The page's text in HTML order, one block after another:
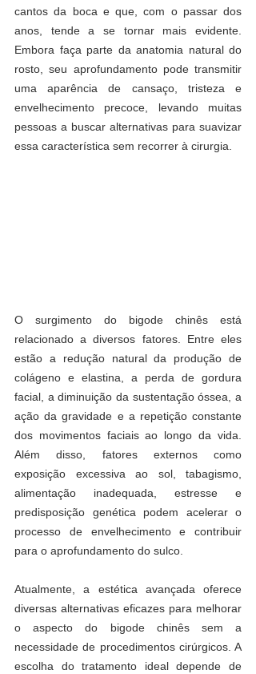
cantos da boca e que, com o passar dos
anos, tende a se tornar mais evidente.
Embora faça parte da anatomia natural do
rosto, seu aprofundamento pode transmitir
uma aparência de cansaço, tristeza e
envelhecimento precoce, levando muitas
pessoas a buscar alternativas para suavizar
essa característica sem recorrer à cirurgia.
O surgimento do bigode chinês está
relacionado a diversos fatores. Entre eles
estão a redução natural da produção de
colágeno e elastina, a perda de gordura
facial, a diminuição da sustentação óssea, a
ação da gravidade e a repetição constante
dos movimentos faciais ao longo da vida.
Além disso, fatores externos como
exposição excessiva ao sol, tabagismo,
alimentação inadequada, estresse e
predisposição genética podem acelerar o
processo de envelhecimento e contribuir
para o aprofundamento do sulco.
Atualmente, a estética avançada oferece
diversas alternativas eficazes para melhorar
o aspecto do bigode chinês sem a
necessidade de procedimentos cirúrgicos. A
escolha do tratamento ideal depende de